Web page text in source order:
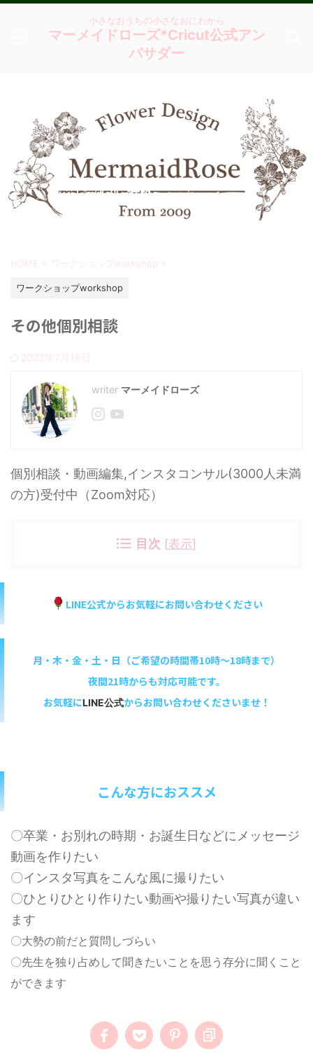
小さなおうちの小さなおにわから
マーメイドローズ*Cricut公式アン
バサダー
HOME > ワークショップworkshop >
ワークショップworkshop
その他個別相談
2023年7月18日
マーメイドローズ
個別相談・動画編集,インスタコンサル(3000人未満
の方)受付中（Zoom対応）
目次 [表示]
LINE公式からお気軽にお問い合わせください
月・木・金・土・日（ご希望の時間帯10時～18時まで）
夜間21時からも対応可能です。
お気軽にLINE公式からお問い合わせくださいませ！
こんな方におススメ
〇卒業・お別れの時期・お誕生日などにメッセージ
動画を作りたい
〇インスタ写真をこんな風に撮りたい
〇ひとりひとり作りたい動画や撮りたい写真が違い
ます
〇大勢の前だと質問しづらい
〇先生を独り占めして聞きたいことを思う存分に聞くこと
ができます